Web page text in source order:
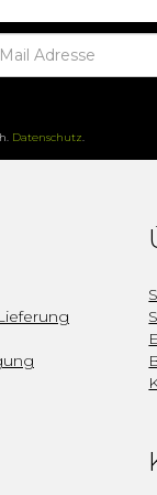
Datenschutz.